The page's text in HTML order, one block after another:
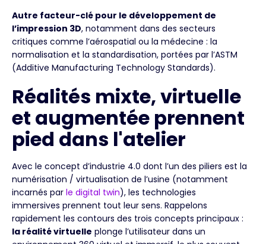
Autre facteur-clé pour le développement de
l’impression 3D, notamment dans des secteurs
critiques comme l’aérospatial ou la médecine : la
normalisation et la standardisation, portées par l’ASTM
(Additive Manufacturing Technology Standards).
Réalités mixte, virtuelle
et augmentée prennent
pied dans l'atelier
Avec le concept d’industrie 4.0 dont l’un des piliers est la
numérisation / virtualisation de l’usine (notamment
incarnés par le digital twin), les technologies
immersives prennent tout leur sens. Rappelons
rapidement les contours des trois concepts principaux :
la réalité virtuelle plonge l’utilisateur dans un